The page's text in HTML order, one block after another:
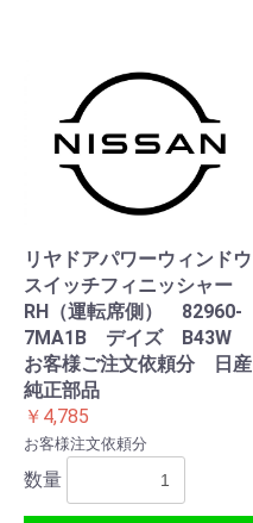
リヤドアパワーウィンドウ
スイッチフィニッシャー
RH（運転席側） 82960-
7MA1B デイズ B43W
お客様ご注文依頼分 日産
純正部品
￥4,785
お客様注文依頼分
数量